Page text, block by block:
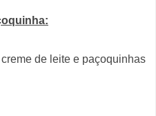
de leite e paçoquinhas